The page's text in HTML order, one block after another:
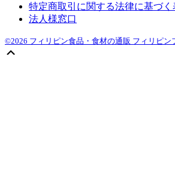
特定商取引に関する法律に基づく
法人様窓口
©2026 フィリピン食品・食材の通販 フィリピン